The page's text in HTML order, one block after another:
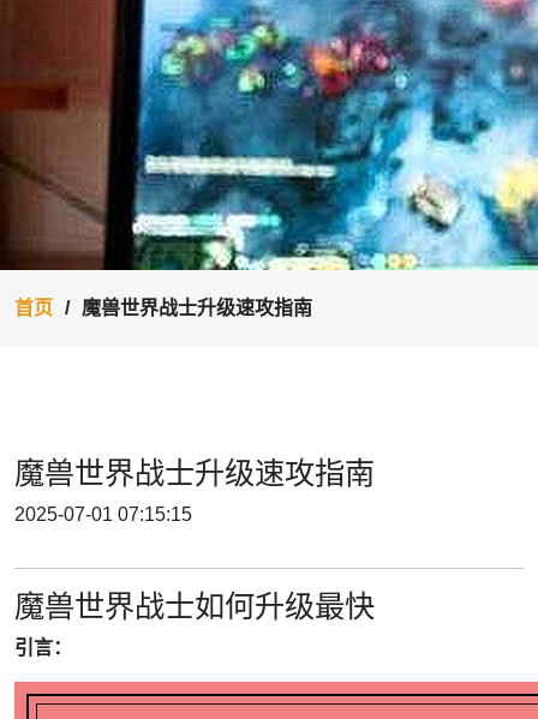
首页 魔兽世界战士升级速攻指南
魔兽世界战士升级速攻指南
2025-07-01 07:15:15
魔兽世界战士如何升级最快
引言：